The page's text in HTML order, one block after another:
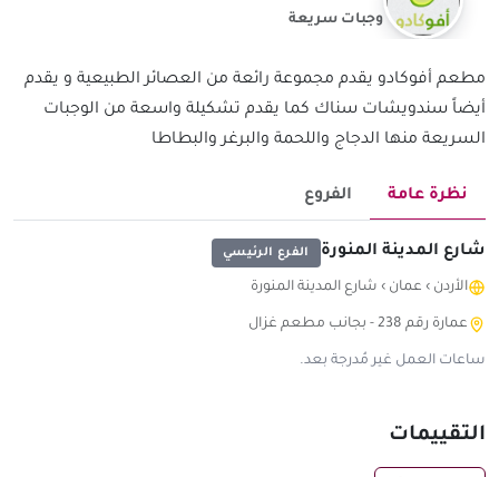
وجبات سريعة
مطعم أفوكادو يقدم مجموعة رائعة من العصائر الطبيعية و يقدم
أيضاً سندويشات سناك كما يقدم تشكيلة واسعة من الوجبات
السريعة منها الدجاج واللحمة والبرغر والبطاطا
نظرة عامة الفروع
شارع المدينة المنورة الفرع الرئيسي
الأردن › عمان › شارع المدينة المنورة
عمارة رقم 238 - بجانب مطعم غزال
ساعات العمل غير مُدرجة بعد.
التقييمات